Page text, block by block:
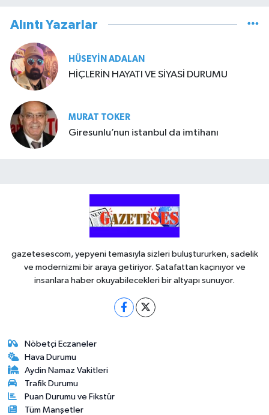
Alıntı Yazarlar
HÜSEYIN ADALAN
HİÇLERİN HAYATI VE SİYASİ DURUMU
MURAT TOKER
Giresunlu’nun istanbul da imtihanı
gazetesescom, yepyeni temasıyla sizleri buluştururken, sadelik
ve modernizmi bir araya getiriyor. Şatafattan kaçınıyor ve
insanlara haber okuyabilecekleri bir altyapı sunuyor.
Nöbetçi Eczaneler
Hava Durumu
Aydin Namaz Vakitleri
Trafik Durumu
Puan Durumu ve Fikstür
Tüm Manşetler